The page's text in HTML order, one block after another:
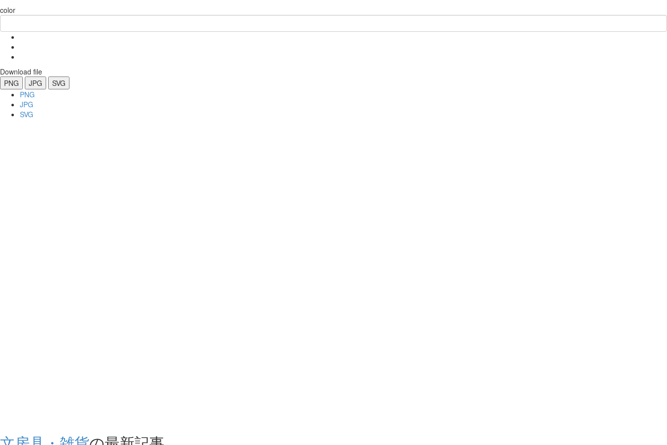
color
Download file
PNG
JPG
SVG
PNG
JPG
SVG